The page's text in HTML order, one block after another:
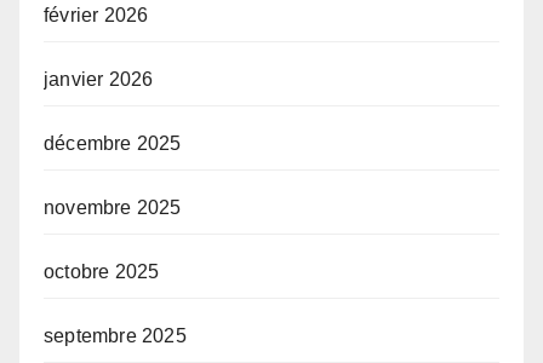
février 2026
janvier 2026
décembre 2025
novembre 2025
octobre 2025
septembre 2025